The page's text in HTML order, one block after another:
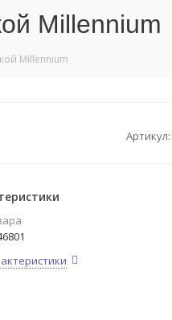
Millennium
Millennium
Артикул: